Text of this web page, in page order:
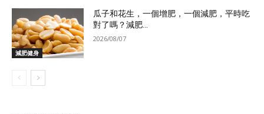
減肥健身
瓜子和花生，一個增肥，一個減肥，平時吃
對了嗎？減肥...
2026/08/07